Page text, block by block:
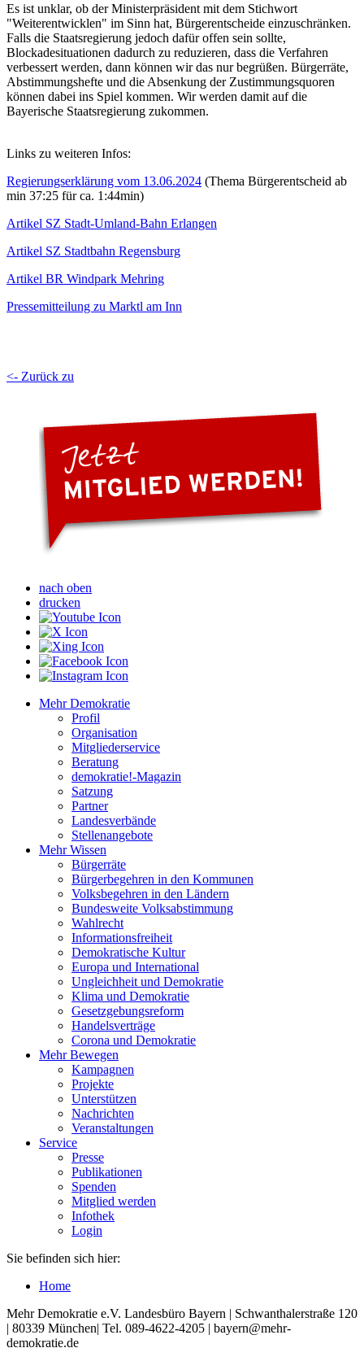
Es ist unklar, ob der Ministerpräsident mit dem Stichwort
"Weiterentwicklen" im Sinn hat, Bürgerentscheide einzuschränken.
Falls die Staatsregierung jedoch dafür offen sein sollte,
Blockadesituationen dadurch zu reduzieren, dass die Verfahren
verbessert werden, dann können wir das nur begrüßen. Bürgerräte,
Abstimmungshefte und die Absenkung der Zustimmungsquoren
können dabei ins Spiel kommen. Wir werden damit auf die
Bayerische Staatsregierung zukommen.
Links zu weiteren Infos:
Regierungserklärung vom 13.06.2024 (Thema Bürgerentscheid ab
min 37:25 für ca. 1:44min)
Artikel SZ Stadt-Umland-Bahn Erlangen
Artikel SZ Stadtbahn Regensburg
Artikel BR Windpark Mehring
Pressemitteilung zu Marktl am Inn
<- Zurück zu
nach oben
drucken
Mehr Demokratie
Profil
Organisation
Mitgliederservice
Beratung
demokratie!-Magazin
Satzung
Partner
Landesverbände
Stellenangebote
Mehr Wissen
Bürgerräte
Bürgerbegehren in den Kommunen
Volksbegehren in den Ländern
Bundesweite Volksabstimmung
Wahlrecht
Informationsfreiheit
Demokratische Kultur
Europa und International
Ungleichheit und Demokratie
Klima und Demokratie
Gesetzgebungsreform
Handelsverträge
Corona und Demokratie
Mehr Bewegen
Kampagnen
Projekte
Unterstützen
Nachrichten
Veranstaltungen
Service
Presse
Publikationen
Spenden
Mitglied werden
Infothek
Login
Sie befinden sich hier:
Home
Mehr Demokratie e.V. Landesbüro Bayern | Schwanthalerstraße 120
| 80339 München| Tel. 089-4622-4205 | bayern@mehr-
demokratie.de